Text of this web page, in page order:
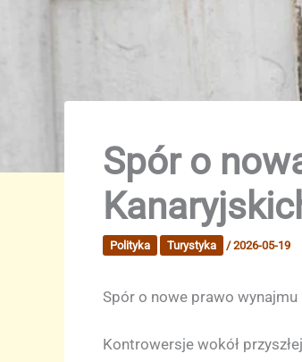
Spór o
Polityka Turystyka /2026-05-19
Spór o nowe prawo
Kontrowersje wokół